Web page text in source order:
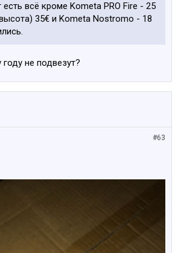
всё кроме Kometa PRO Fire - 25
35€ и Kometa Nostromo - 18
не подвезут?
#63